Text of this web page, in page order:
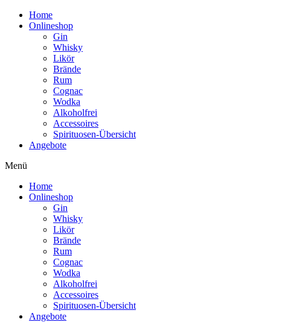
Home
Onlineshop
Gin
Whisky
Likör
Brände
Rum
Cognac
Wodka
Alkoholfrei
Accessoires
Spirituosen-Übersicht
Angebote
Menü
Home
Onlineshop
Gin
Whisky
Likör
Brände
Rum
Cognac
Wodka
Alkoholfrei
Accessoires
Spirituosen-Übersicht
Angebote